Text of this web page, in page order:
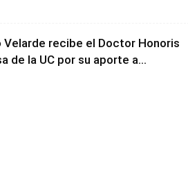
Velarde recibe el Doctor Honoris
de la UC por su aporte a...